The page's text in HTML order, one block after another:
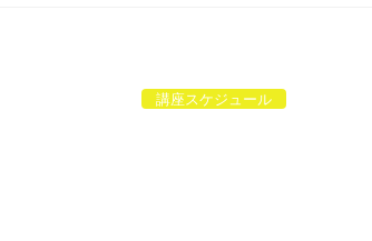
講座スケジュール